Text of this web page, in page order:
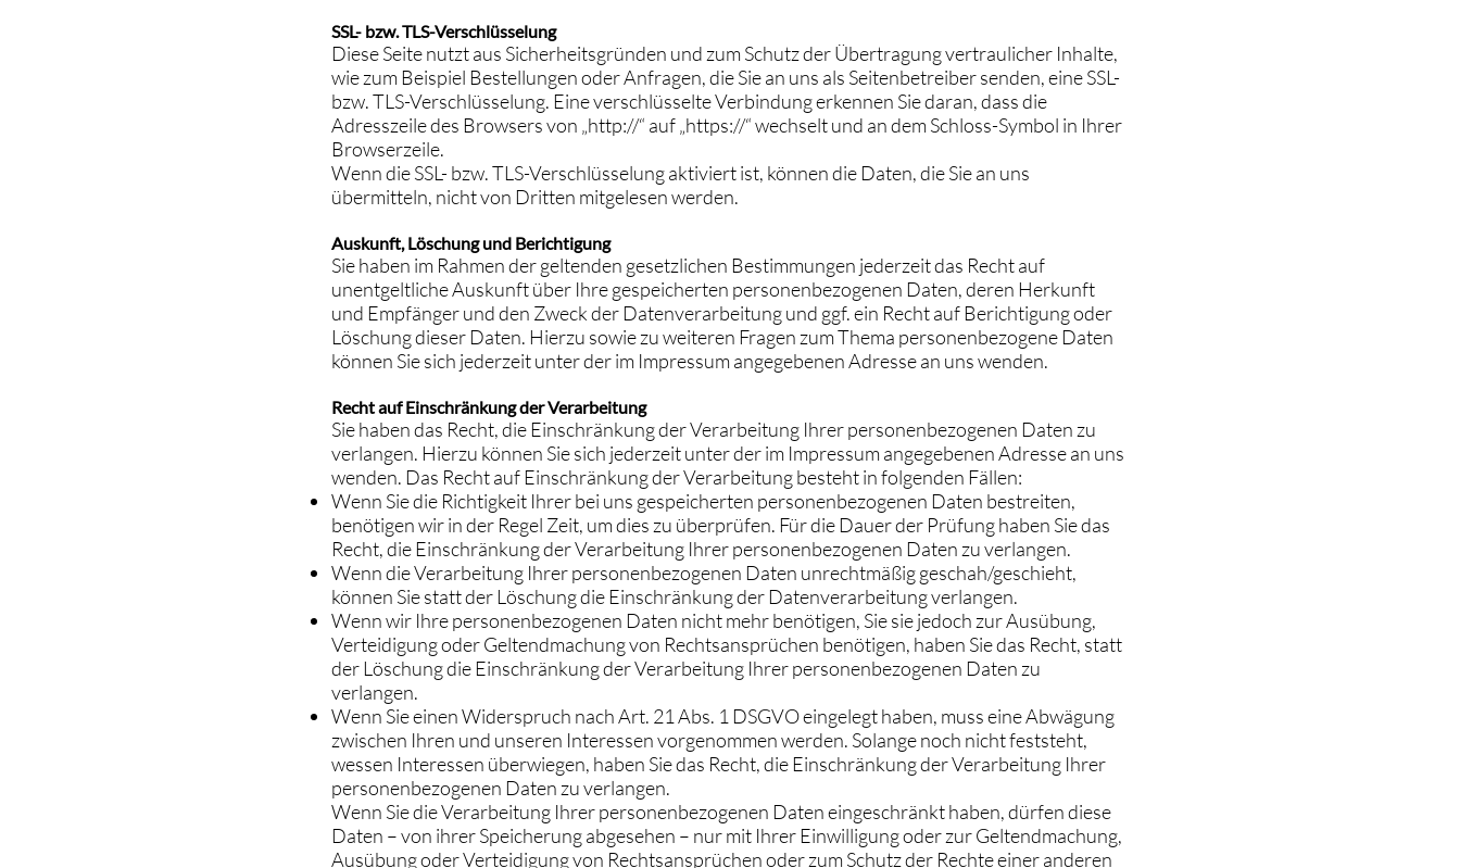
SSL- bzw. TLS-Verschlüsselung
Diese Seite nutzt aus Sicherheitsgründen und zum Schutz der Übertragung vertraulicher Inhalte,
wie zum Beispiel Bestellungen oder Anfragen, die Sie an uns als Seitenbetreiber senden, eine SSL-
bzw. TLS-Verschlüsselung. Eine verschlüsselte Verbindung erkennen Sie daran, dass die
Adresszeile des Browsers von „http://“ auf „https://“ wechselt und an dem Schloss-Symbol in Ihrer
Browserzeile.
Wenn die SSL- bzw. TLS-Verschlüsselung aktiviert ist, können die Daten, die Sie an uns
übermitteln, nicht von Dritten mitgelesen werden.
Auskunft, Löschung und Berichtigung
Sie haben im Rahmen der geltenden gesetzlichen Bestimmungen jederzeit das Recht auf
unentgeltliche Auskunft über Ihre gespeicherten personenbezogenen Daten, deren Herkunft
und Empfänger und den Zweck der Datenverarbeitung und ggf. ein Recht auf Berichtigung oder
Löschung dieser Daten. Hierzu sowie zu weiteren Fragen zum Thema personenbezogene Daten
können Sie sich jederzeit unter der im Impressum angegebenen Adresse an uns wenden.
Recht auf Einschränkung der Verarbeitung
Sie haben das Recht, die Einschränkung der Verarbeitung Ihrer personenbezogenen Daten zu
verlangen. Hierzu können Sie sich jederzeit unter der im Impressum angegebenen Adresse an uns
wenden. Das Recht auf Einschränkung der Verarbeitung besteht in folgenden Fällen:
Wenn Sie die Richtigkeit Ihrer bei uns gespeicherten personenbezogenen Daten bestreiten,
benötigen wir in der Regel Zeit, um dies zu überprüfen. Für die Dauer der Prüfung haben Sie das
Recht, die Einschränkung der Verarbeitung Ihrer personenbezogenen Daten zu verlangen.
Wenn die Verarbeitung Ihrer personenbezogenen Daten unrechtmäßig geschah/geschieht,
können Sie statt der Löschung die Einschränkung der Datenverarbeitung verlangen.
Wenn wir Ihre personenbezogenen Daten nicht mehr benötigen, Sie sie jedoch zur Ausübung,
Verteidigung oder Geltendmachung von Rechtsansprüchen benötigen, haben Sie das Recht, statt
der Löschung die Einschränkung der Verarbeitung Ihrer personenbezogenen Daten zu
verlangen.
Wenn Sie einen Widerspruch nach Art. 21 Abs. 1 DSGVO eingelegt haben, muss eine Abwägung
zwischen Ihren und unseren Interessen vorgenommen werden. Solange noch nicht feststeht,
wessen Interessen überwiegen, haben Sie das Recht, die Einschränkung der Verarbeitung Ihrer
personenbezogenen Daten zu verlangen.
Wenn Sie die Verarbeitung Ihrer personenbezogenen Daten eingeschränkt haben, dürfen diese
Daten – von ihrer Speicherung abgesehen – nur mit Ihrer Einwilligung oder zur Geltendmachung,
Ausübung oder Verteidigung von Rechtsansprüchen oder zum Schutz der Rechte einer anderen